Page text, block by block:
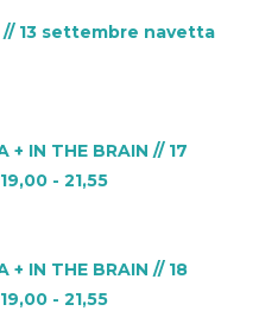
// 13 settembre navetta
+ IN THE BRAIN // 17
- 21,55
+ IN THE BRAIN // 18
- 21,55